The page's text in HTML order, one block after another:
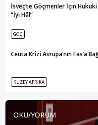
İsveç’te Göçmenler İçin
“İyi Hâl”
GÖÇ
Ceuta Krizi Avrupa’nın Fas’a
KUZEY AFRIKA
OKU/YORUM